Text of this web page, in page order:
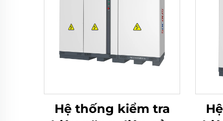
Hệ thống kiểm tra